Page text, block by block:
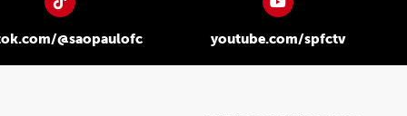
@saopaulofc youtube.com/spfctv